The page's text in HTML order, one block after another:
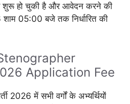
शुरू हो चुकी है और आवेदन करने की
05:00 बजे तक निर्धारित की
Application Fee
2026 में सभी वर्गों के अभ्यर्थियों